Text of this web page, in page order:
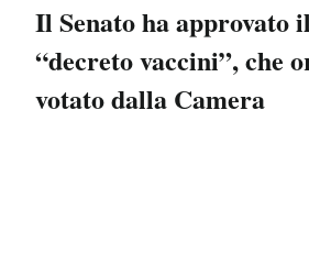
Il Senato ha approvato
“decreto vaccini”, che
votato dalla Camera